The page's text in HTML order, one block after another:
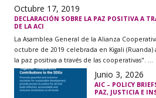
Octubre 17, 2019
DECLARACIÓN SOBRE LA PAZ POSITIVA A
DE LA ACI
La Asamblea General de la Alianza
octubre de 2019 celebrada en Kigali
la paz positiva a través de las cooperativas". ...
Junio 3, 2026
AIC – POLICY
PAZ, JUSTICIA E